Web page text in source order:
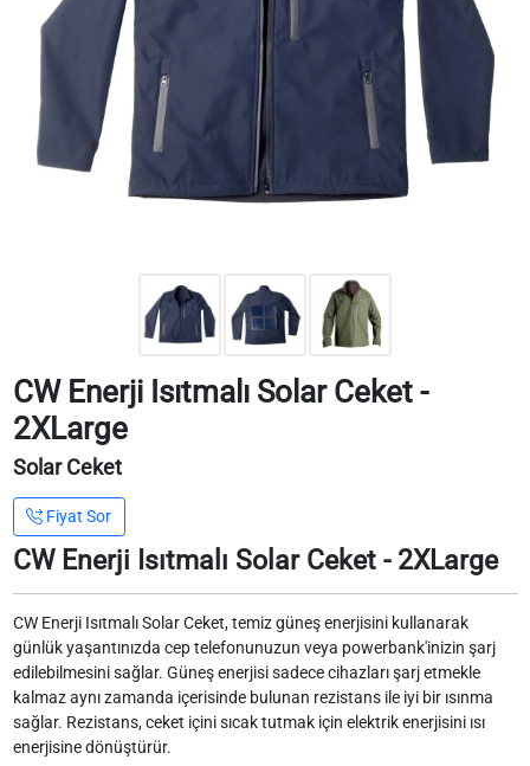
CW Enerji Isıtmalı Solar Ceket -
2XLarge
Solar Ceket
Fiyat Sor
CW Enerji Isıtmalı Solar Ceket - 2XLarge
CW Enerji Isıtmalı Solar Ceket, temiz güneş enerjisini kullanarak
günlük yaşantınızda cep telefonunuzun veya powerbank'inizin şarj
edilebilmesini sağlar. Güneş enerjisi sadece cihazları şarj etmekle
kalmaz aynı zamanda içerisinde bulunan rezistans ile iyi bir ısınma
sağlar. Rezistans, ceket içini sıcak tutmak için elektrik enerjisini ısı
enerjisine dönüştürür.